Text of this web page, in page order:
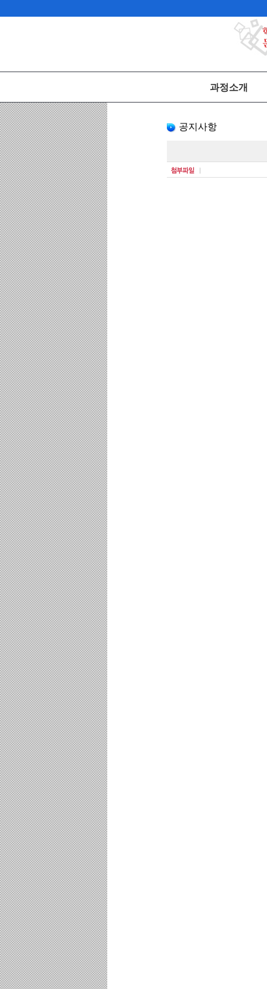
과정소개
공지사항